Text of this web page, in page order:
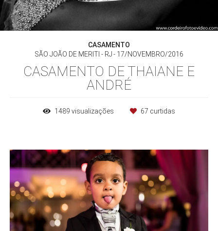
CASAMENTO
SÃO JOÃO DE MERITI - RJ
17/NOVEMBRO/2016
CASAMENTO DE THAIANE E
ANDRÉ
1489 visualizações 67 curtidas